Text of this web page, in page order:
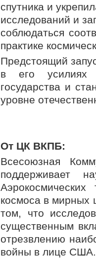
спутника и
исследований и
соблюдаться
практике
Предстоящий
в его усилиях
государства и
уровне
От ЦК ВКПБ:
Всесоюзная
поддерживает
космоса в мирных
том, что
существенным
отрезвлению
войны в лице США.